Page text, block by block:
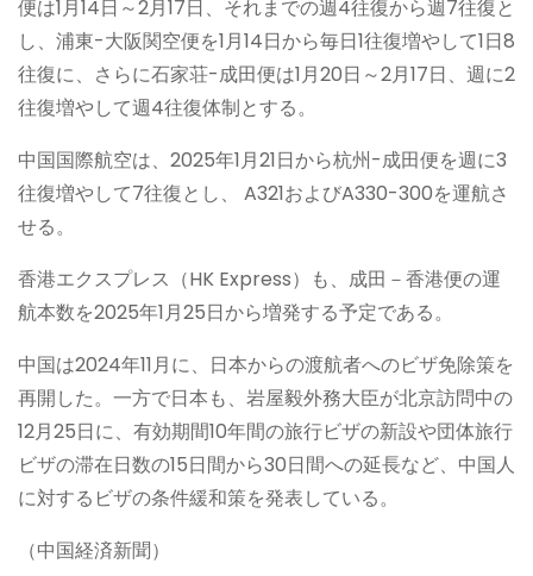
便は1月14日～2月17日、それまでの週4往復から週7往復と
し、浦東-大阪関空便を1月14日から毎日1往復増やして1日8
往復に、さらに石家荘-成田便は1月20日～2月17日、週に2
往復増やして週4往復体制とする。
中国国際航空は、2025年1月21日から杭州-成田便を週に3
往復増やして7往復とし、 A321およびA330-300を運航さ
せる。
香港エクスプレス（HK Express）も、成田－香港便の運
航本数を2025年1月25日から増発する予定である。
中国は2024年11月に、日本からの渡航者へのビザ免除策を
再開した。一方で日本も、岩屋毅外務大臣が北京訪問中の
12月25日に、有効期間10年間の旅行ビザの新設や団体旅行
ビザの滞在日数の15日間から30日間への延長など、中国人
に対するビザの条件緩和策を発表している。
（中国経済新聞）